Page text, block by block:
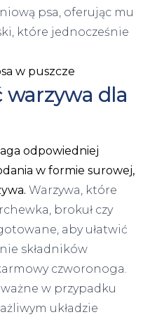
psa, oferując mu
które jednocześnie
w puszcze
dla
odpowiedniej
w formie surowej,
Warzywa, które
brokuł czy
aby ułatwić
składników
czworonoga.
w przypadku
układzie